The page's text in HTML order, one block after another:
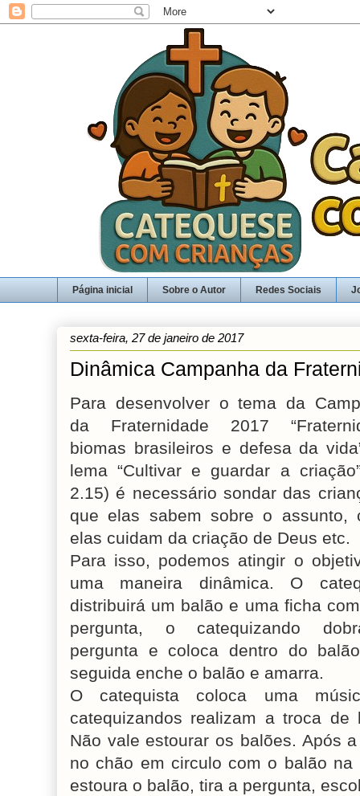
Página inicial Sobre o Autor Redes Sociais
sexta-feira, 27 de janeiro de 2017
Dinâmica Campanha da
Para desenvolver o tema da
da Fraternidade 2017
biomas brasileiros e defesa da
lema “Cultivar e guardar a
2.15) é necessário sondar das
que elas sabem sobre o assunto,
elas cuidam da criação de Deus etc.
Para isso, podemos atingir o
uma maneira dinâmica. O
distribuirá um balão e uma ficha
pergunta, o catequizando
pergunta e coloca dentro do
seguida enche o balão e amarra.
O catequista coloca uma
catequizandos realizam a troca de
Não vale estourar os balões. Após
no chão em circulo com o balão na
estoura o balão, tira a pergunta,